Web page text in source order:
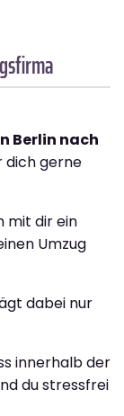
Berlin nach
dich gerne
mit dir ein
Umzug
dabei nur
innerhalb der
du stressfrei